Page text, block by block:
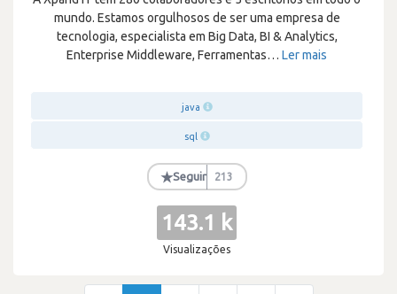
mundo. Estamos orgulhosos de ser uma empresa de
tecnologia, especialista em Big Data, BI & Analytics,
Enterprise Middleware, Ferramentas… Ler mais
java
sql
★Seguir 213
143.1 k
Visualizações